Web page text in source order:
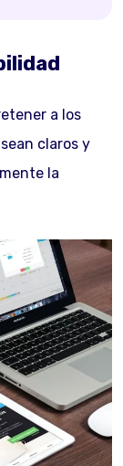
a los
claros y
la